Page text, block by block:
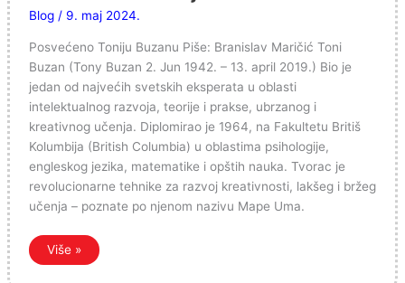
Blog/ 9. maj 2024.
Posvećeno Toniju Buzanu Piše: Branislav Maričić Toni
Buzan (Tony Buzan 2. Jun 1942. – 13. april 2019.) Bio je
jedan od najvećih svetskih eksperata u oblasti
intelektualnog razvoja, teorije i prakse, ubrzanog i
kreativnog učenja. Diplomirao je 1964, na Fakultetu Britiš
Kolumbija (British Columbia) u oblastima psihologije,
engleskog jezika, matematike i opštih nauka. Tvorac je
revolucionarne tehnike za razvoj kreativnosti, lakšeg i bržeg
učenja – poznate po njenom nazivu Mape Uma.
Više »